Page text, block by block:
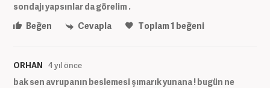
sondajı yapsınlar da görelim .
Beğen
Cevapla Toplam1 beğeni
ORHAN 4 yıl önce
bak sen avrupanın beslemesi şımarık yunana ! bugün ne